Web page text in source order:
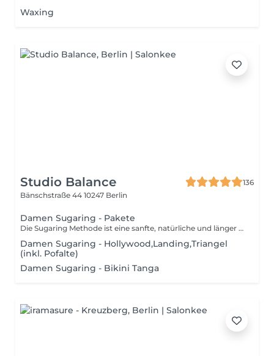
Waxing
Studio Balance
136
Bänschstraße 44 10247 Berlin
Damen Sugaring - Pakete
Die Sugaring Methode ist eine sanfte, natürliche und länger anhaltende Haarentfernungsmethode. Das Haar wird in Wuchsrichtung entfernt, weshalb diese Methode weniger schmerzhaft ist als das Waxing.
Damen Sugaring - Hollywood,Landing,Triangel
(inkl. Pofalte)
Damen Sugaring - Bikini Tanga